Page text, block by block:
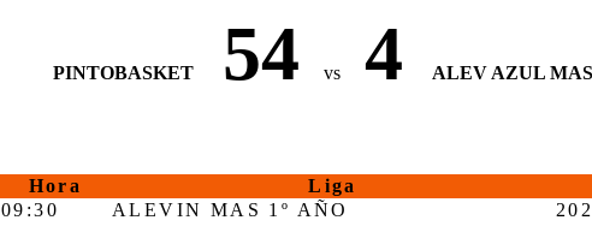
PINTOBASKET 54 vs 4 ALEV AZUL MAS
Hora Liga
09:30 ALEVIN MAS 1º AÑO